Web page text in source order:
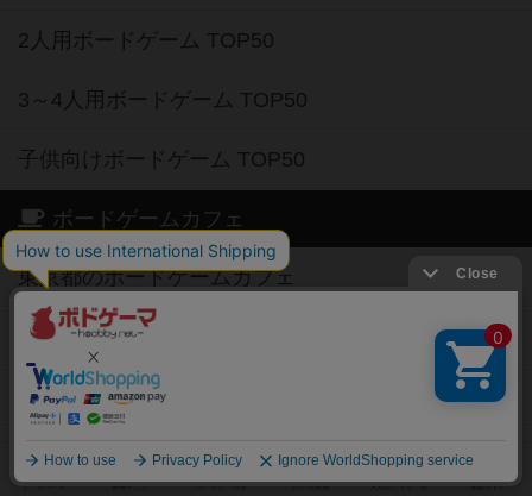
2人用ボードゲーム TOP50
3～4人用ボードゲーム TOP50
子供向けボードゲーム TOP50
ボードゲームカフェ
東京都のボードゲームカフェ
神奈川県のボードゲームカフェ
大阪府のボードゲームカフェ
京都府のボードゲームカフェ